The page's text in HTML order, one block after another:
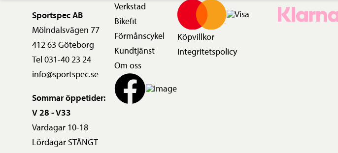
Sportspec AB
Mölndalsvägen 77
412 63 Göteborg
Tel 031-40 23 24
info@sportspec.se
Sommar öppetider:
V 28 - V33
Vardagar 10-18
Lördagar STÄNGT
Verkstad
Bikefit
Förmånscykel
Kundtjänst
Om oss
Köpvillkor
Integritetspolicy